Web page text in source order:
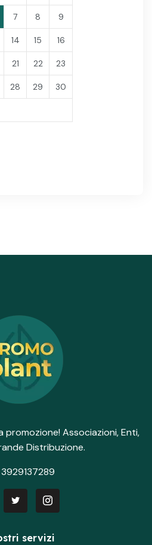
7 8 9
14 15 16
21 22 23
28 29 30
promozione! Associazioni, Enti,
Distribuzione.
servizi